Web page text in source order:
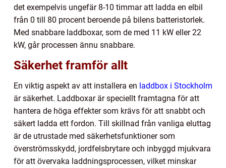
det exempelvis ungefär 8-10 timmar att ladda en elbil
från 0 till 80 procent beroende på bilens batteristorlek.
Med snabbare laddboxar, som de med 11 kW eller 22
kW, går processen ännu snabbare.
Säkerhet framför allt
En viktig aspekt av att installera en laddbox i Stockholm
är säkerhet. Laddboxar är speciellt framtagna för att
hantera de höga effekter som krävs för att snabbt och
säkert ladda ett fordon. Till skillnad från vanliga eluttag
är de utrustade med säkerhetsfunktioner som
överströmsskydd, jordfelsbrytare och inbyggd mjukvara
för att övervaka laddningsprocessen, vilket minskar